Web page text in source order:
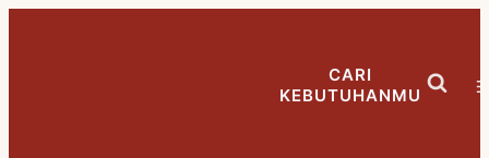
CARI
KEBUTUHANMU